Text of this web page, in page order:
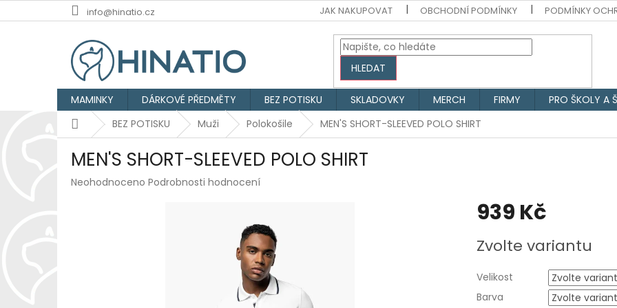
na
info@hinatio.cz JAK NAKUPOVAT OBCHODNÍ PODMÍNKY PODMÍNKY
HLEDAT
MAMINKY DÁRKOVÉ PŘEDMĚTY BEZ POTISKU SKLADOVKY MERCH FIRMY PRO ŠKOLY A
DomůBEZ POTISKU Muži Polokošile MEN'S SHORT-SLEEVED POLO SHIRT
MEN'S SHORT-SLEEVED POLO SHIRT
Průměrné
Neohodnoceno Podrobnosti hodnocení
939 Kč
cena:
Zvolte variantu
Velikost
Barva